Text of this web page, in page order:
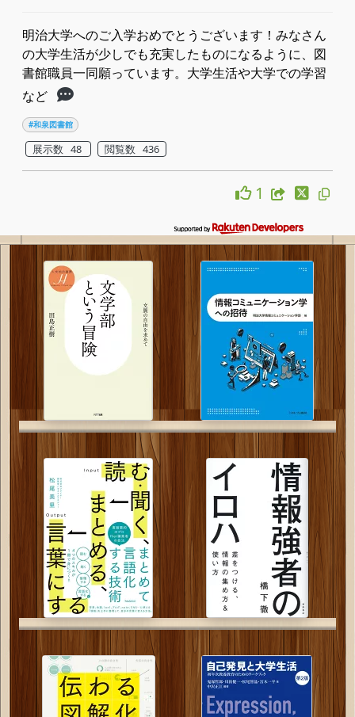
明治大学へのご入学おめでとうございます！みなさん
の大学生活が少しでも充実したものになるように、図
書館職員一同願っています。大学生活や大学での学習
など
#和泉図書館
展示数 48 閲覧数 436
1